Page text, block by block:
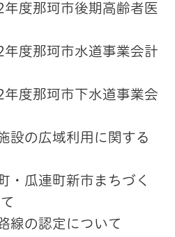
度那珂市後期高齢者医
度那珂市水道事業会計
度那珂市下水道事業会
の広域利用に関する
瓜連町新市まちづく
の認定について